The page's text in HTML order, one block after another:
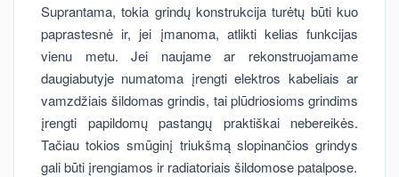
Suprantama, tokia grindų konstrukcija turėtų būti kuo
paprastesnė ir, jei įmanoma, atlikti kelias funkcijas
vienu metu. Jei naujame ar rekonstruojamame
daugiabutyje numatoma įrengti elektros kabeliais ar
vamzdžiais šildomas grindis, tai plūdriosioms grindims
įrengti papildomų pastangų praktiškai nebereikės.
Tačiau tokios smūginį triukšmą slopinančios grindys
gali būti įrengiamos ir radiatoriais šildomose patalpose.